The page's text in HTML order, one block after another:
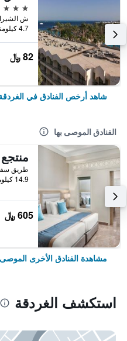
3 نجوم
4.7 كيلومتر عن وسط المدينة
82 ﷼
شاهد أرخص الفنادق في
الفنادق الموصى بها
طريق
14.9 كيلومتر عن وسط المدينة
605 ﷼
مشاهدة الفنادق الأخرى الموصى
استكشف الغردقة